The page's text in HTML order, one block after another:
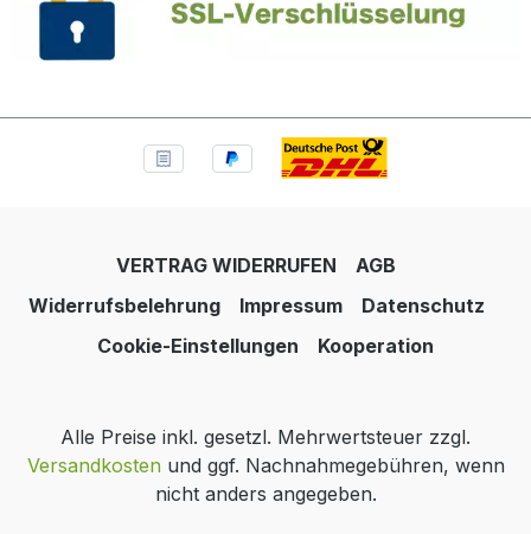
VERTRAG WIDERRUFEN
AGB
Widerrufsbelehrung
Impressum
Datenschutz
Cookie-Einstellungen
Kooperation
Alle Preise inkl. gesetzl. Mehrwertsteuer zzgl.
Versandkostenund ggf. Nachnahmegebühren, wenn
nicht anders angegeben.